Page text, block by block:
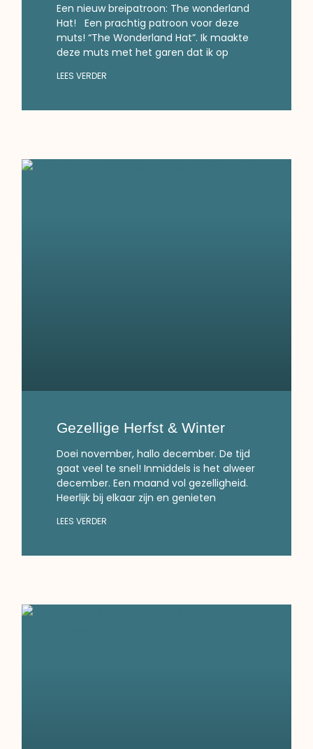
Een nieuw breipatroon: The wonderland
Hat! Een prachtig patroon voor deze
muts! “The Wonderland Hat”. Ik maakte
deze muts met het garen dat ik op
LEES VERDER
Gezellige Herfst & Winter
Doei november, hallo december. De tijd
gaat veel te snel! Inmiddels is het alweer
december. Een maand vol gezelligheid.
Heerlijk bij elkaar zijn en genieten
LEES VERDER